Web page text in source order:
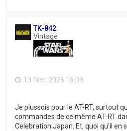
TK-842
Vintage
13 févr. 2026 16:09
Je plussois pour le AT-RT, surtout
commandes de ce même AT-RT
Celebration Japan. Et, quoi qu'il en